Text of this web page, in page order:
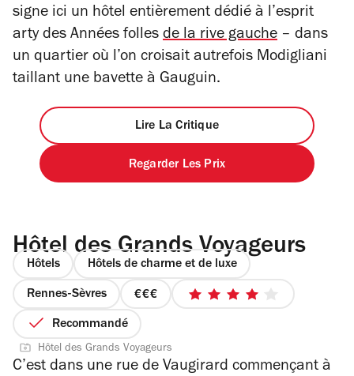
signe ici un hôtel entièrement dédié à l’esprit
arty des Années folles de la rive gauche – dans
un quartier où l’on croisait autrefois Modigliani
taillant une bavette à Gauguin.
Lire La Critique
Regarder Les Prix
Hôtel des Grands Voyageurs
Hôtels Hôtels de charme et de luxe
Rennes-Sèvres
prix
4
4
étoiles
Recommandé
Hôtel des Grands Voyageurs
C’est dans une rue de Vaugirard commençant à